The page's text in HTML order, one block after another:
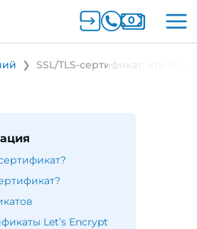
SSL/TLS-сертификат: что
Let’s Encrypt